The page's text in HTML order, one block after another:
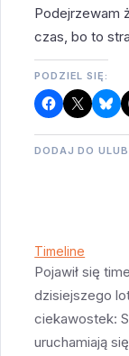
Podejrzewam
czas, bo to
PODZIEL SIĘ:
DODAJ DO
Timeline
Pojawił się
dzisiejszego
ciekawostek:
uruchamiają